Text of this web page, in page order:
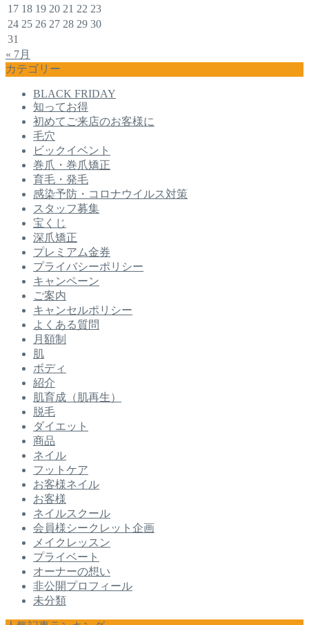
17 18 19 20 21 22 23
24 25 26 27 28 29 30
31
« 7月
カテゴリー
BLACK FRIDAY
知ってお得
初めてご来店のお客様に
毛穴
ビックイベント
巻爪・巻爪矯正
育毛・発毛
感染予防・コロナウイルス対策
スタッフ募集
宝くじ
深爪矯正
プレミアム金券
プライバシーポリシー
キャンペーン
ご案内
キャンセルポリシー
よくある質問
月額制
肌
ボディ
紹介
肌育成（肌再生）
脱毛
ダイエット
商品
ネイル
フットケア
お客様ネイル
お客様
ネイルスクール
会員様シークレット企画
メイクレッスン
プライベート
オーナーの想い
非公開プロフィール
未分類